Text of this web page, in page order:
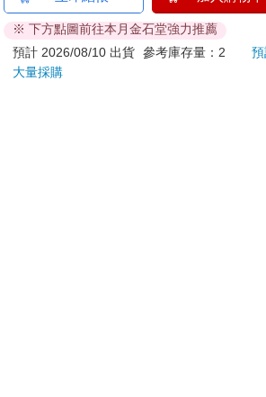
ATM提款機，請不要聽從指示，以免受騙
退換貨須知：
**提醒您，鑑賞期不等於試用期，退回商
※ 下方點圖前往本月金石堂強力推薦
預計 2026/08/10 出貨 參考庫存量：2
大量採購